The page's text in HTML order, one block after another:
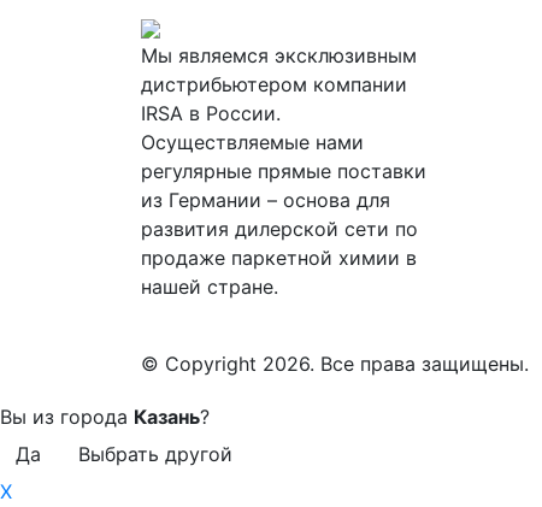
Мы являемся эксклюзивным
дистрибьютером компании
IRSA в России.
Осуществляемые нами
регулярные прямые поставки
из Германии – основа для
развития дилерской сети по
продаже паркетной химии в
нашей стране.
© Copyright 2026. Все права защищены.
Вы из города Казань?
Да
Выбрать другой
X